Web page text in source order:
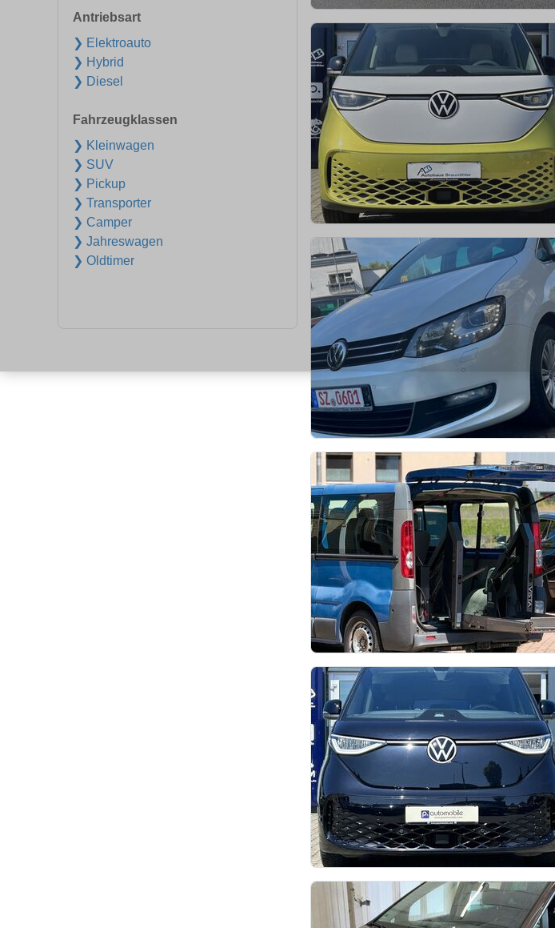
Antriebsart
❯ Elektroauto
❯ Hybrid
❯ Diesel
Fahrzeugklassen
❯ Kleinwagen
❯ SUV
❯ Pickup
❯ Transporter
❯ Camper
❯ Jahreswagen
❯ Oldtimer